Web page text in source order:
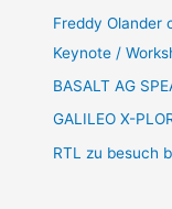
Freddy Olander
Keynote /
BASALT AG
GALILEO X-
RTL zu besuch